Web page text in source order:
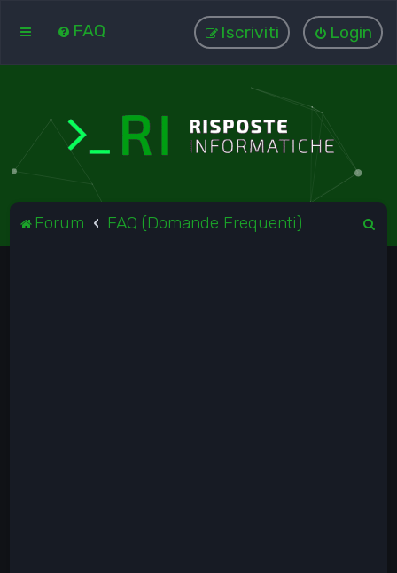
FAQ Login
Iscriviti
Forum FAQ (Domande Frequenti)